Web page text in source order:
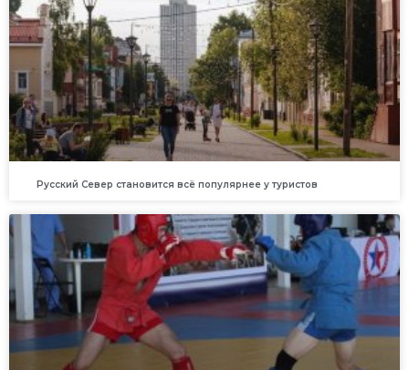
Русский Север становится всё популярнее у туристов